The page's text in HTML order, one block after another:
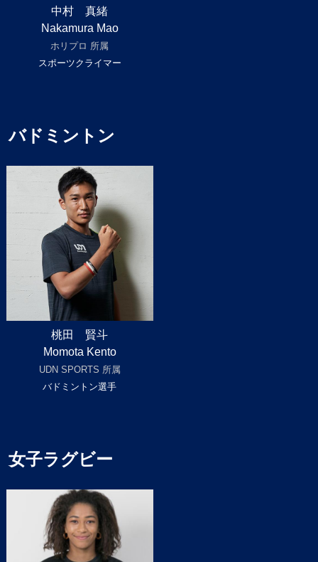
中村 真緒
Nakamura Mao
ホリプロ 所属
スポーツクライマー
バドミントン
桃田 賢斗
Momota Kento
UDN SPORTS 所属
バドミントン選手
女子ラグビー